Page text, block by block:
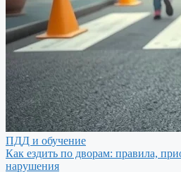
ПДД и обучение
Как ездить по дворам: правила,
нарушения